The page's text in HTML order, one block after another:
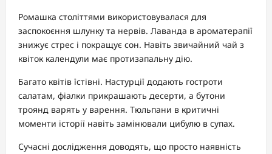
Ромашка століттями використовувалася для
заспокоєння шлунку та нервів. Лаванда в ароматерапії
знижує стрес і покращує сон. Навіть звичайний чай з
квіток календули має протизапальну дію.
Багато квітів їстівні. Настурції додають гостроти
салатам, фіалки прикрашають десерти, а бутони
троянд варять у варення. Тюльпани в критичні
моменти історії навіть замінювали цибулю в супах.
Сучасні дослідження доводять, що просто наявність